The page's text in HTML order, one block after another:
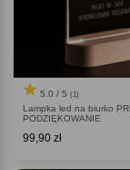
5.0 / 5 (1)
Lampka led na biurko
PODZIĘKOWANIE
99,90 zł